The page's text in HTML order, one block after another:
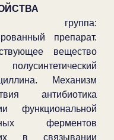
группа:
препарат.
вещество
Механизм
антибиотика
функциональной
ферментов
в связывании